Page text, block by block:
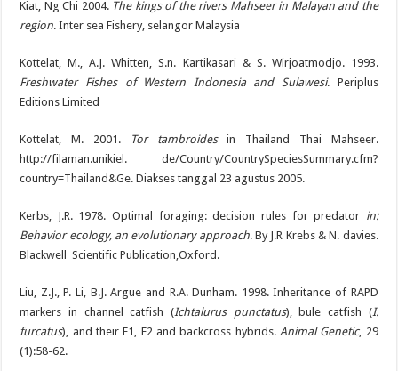
Kiat, Ng Chi 2004. The kings of the rivers Mahseer in Malayan and the
region. Inter sea Fishery, selangor Malaysia
Kottelat, M., A.J. Whitten, S.n. Kartikasari & S. Wirjoatmodjo. 1993.
Freshwater Fishes of Western Indonesia and Sulawesi. Periplus
Editions Limited
Kottelat, M. 2001. Tor tambroidesin Thailand Thai Mahseer.
http://filaman.unikiel. de/Country/CountrySpeciesSummary.cfm?
country=Thailand&Ge. Diakses tanggal 23 agustus 2005.
Kerbs, J.R. 1978. Optimal foraging: decision rules for predator in:
Behavior ecology, an evolutionary approach. By J.R Krebs & N. davies.
Blackwell Scientific Publication,Oxford.
Liu, Z.J., P. Li, B.J. Argue and R.A. Dunham. 1998. Inheritance of RAPD
markers in channel catfish (Ichtalurus punctatus), bule catfish (I.
furcatus), and their F1, F2 and backcross hybrids.Animal Genetic, 29
(1):58-62.